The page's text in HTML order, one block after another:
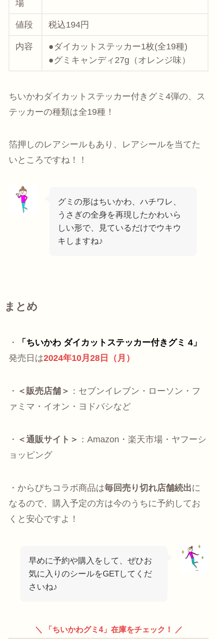
場
値段 税込194円
内容
●ダイカットステッカー1枚(全19種)
●グミキャンディ27g（オレンジ味）
ちいかわダイカットステッカー付きグミ4弾の、ス
テッカーの種類は全19種！
箔押しのレアシールもあり、レアシールを当てた
いところですね！！
グミの形はちいかわ、ハチワレ、
うさぎの全身を再現したかわいら
しい形で、見ているだけでウキウ
キしますね♪
まとめ
・
「ちいかわ ダイカットステッカー付きグミ 4」
発売日は2024年10月28日（月）
・ ＜販売店舗＞ ：セブンイレブン・ローソン・フ
ァミマ・イオン・ヨドバシなど
・ ＜通販サイト＞ ：Amazon・楽天市場・ヤフーシ
ョッピング
・からぴちコラボ商品は毎回売り切れ店舗続出に
なるので、購入予定の方は今のうちに予約してお
くと安心ですよ！
早めに予約や購入をして、ぜひお
気に入りのシールをGETしてくだ
さいね♪
＼ 「ちいかわグミ4」在庫をチェック！ ／